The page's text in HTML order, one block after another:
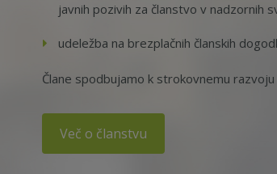
javnih pozivih za članstvo v nadzornih
udeležba na brezplačnih članskih
Člane spodbujamo k strokovnemu
Več o članstvu